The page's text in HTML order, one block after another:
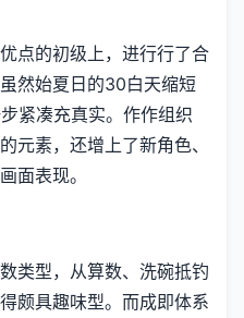
点的初级上，进行行了合
然始夏日的30白天缩短
紧凑充真实。作作组织
元素，还增上了​​新角色、
面表现。
类型，从算数、洗碗抵钓
颇具趣味型。而​​成即体系